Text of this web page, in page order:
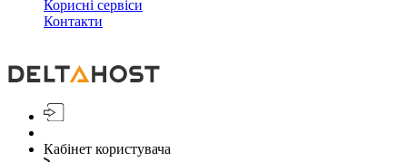
Корисні сервіси
Контакти
Кабінет користувача